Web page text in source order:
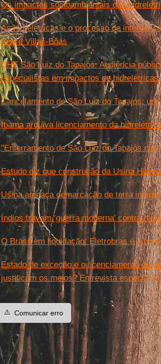
Os impactos socioambientais das
As hidrelétricas e o processo de
André Villas-Bôas
UHE São Luiz do Tapajós: Audiência
especialistas em impactos de hidrelétricas
Cancelamento de São Luiz do Tapajós:
Ibama arquiva licenciamento da
"Enterramento de São Luiz do Tapajós
Estudo diz que construção da Usina
Usina ameaça demarcação de terra
Índios travam ‘guerra moderna’ contra
O Brasil em liquidação: Eletrobras é a bola
Estado de exceção e o licenciamento de
justificam os meios? Entrevista especial
⚠️ Comunicar erro